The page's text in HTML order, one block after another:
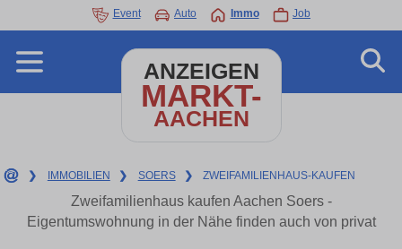
Event Auto Immo Job
ANZEIGEN
MARKT-
AACHEN
❯ IMMOBILIEN ❯ SOERS ❯ ZWEIFAMILIENHAUS-KAUFEN
Zweifamilienhaus kaufen Aachen Soers -
Eigentumswohnung in der Nähe finden auch von privat